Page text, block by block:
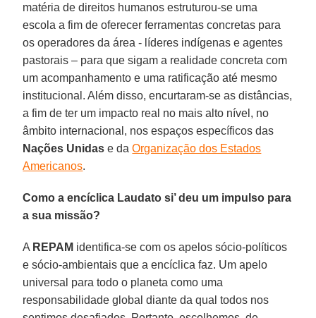
matéria de direitos humanos estruturou-se uma
escola a fim de oferecer ferramentas concretas para
os operadores da área - líderes indígenas e agentes
pastorais – para que sigam a realidade concreta com
um acompanhamento e uma ratificação até mesmo
institucional. Além disso, encurtaram-se as distâncias,
a fim de ter um impacto real no mais alto nível, no
âmbito internacional, nos espaços específicos das
Nações Unidas e daOrganização dos Estados
Americanos.
Como a encíclica Laudato si’ deu um impulso para
a sua missão?
A REPAM identifica-se com os apelos sócio-políticos
e sócio-ambientais que a encíclica faz. Um apelo
universal para todo o planeta como uma
responsabilidade global diante da qual todos nos